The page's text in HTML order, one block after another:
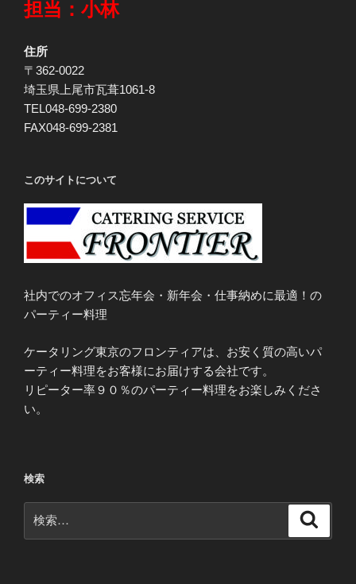
担当：小林
住所
〒362-0022
埼玉県上尾市瓦葺1061-8
TEL048-699-2380
FAX048-699-2381
このサイトについて
社内でのオフィス忘年会・新年会・仕事納めに最適！の
パーティー料理
ケータリング東京のフロンティアは、お安く質の高いパ
ーティー料理をお客様にお届けする会社です。
リピーター率９０％のパーティー料理をお楽しみくださ
い。
検索
索: